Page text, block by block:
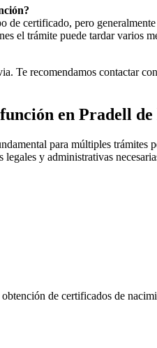
certificado, pero
el trámite puede tardar varios
Te recomendamos contactar
en Pradell de
para múltiples trámites
legales y administrativas
de certificados de